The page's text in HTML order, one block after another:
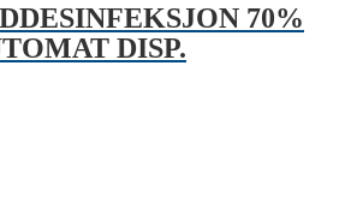
70%
DISP.